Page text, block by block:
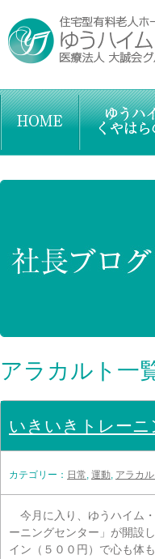
アラカルト一
いきいきトレー
カテゴリー： 日常, 運動, アラカル
今月に入り、ゆうハイム
ーニングセンター」が開設
イン（５００円）で心も体